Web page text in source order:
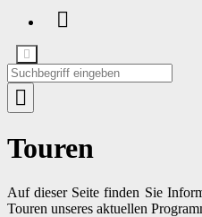
Touren
Auf dieser Seite finden Sie
Touren unseres aktuellen